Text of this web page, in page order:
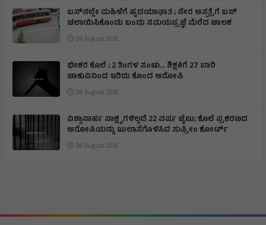
ಬಸ್‌ನಲ್ಲೇ ಮಹಿಳೆಗೆ ಹೃದಯಾಘಾತ ; ನೇರ ಆಸ್ಪತ್ರೆಗೆ ಬಸ್‌
ಚಲಾಯಿಸಿಕೊಂಡು ಬಂದು ಸಮಯಪ್ರಜ್ಞೆ ಮೆರೆದ ಚಾಲಕ
06 August 2026
ಭೀಕರ ಕೊಲೆ ; 2 ತಿಂಗಳ ಸಂಚು… ಶಿಕ್ಷಕಿಗೆ 27 ಬಾರಿ
ಚಾಕುವಿನಿಂದ ಇರಿದು ಕೊಂದ ಆರೋಪಿ
06 August 2026
ವಿಶ್ವಾಸಾರ್ಹ ಸಾಕ್ಷ್ಯಗಳಿಲ್ಲದೆ 22 ವರ್ಷ ಜೈಲು; ಕೊಲೆ ಪ್ರಕರಣದ
ಆರೋಪಿಯನ್ನು ಖುಲಾಸೆಗೊಳಿಸಿದ ಸುಪ್ರೀಂ ಕೋರ್ಟ್
06 August 2026